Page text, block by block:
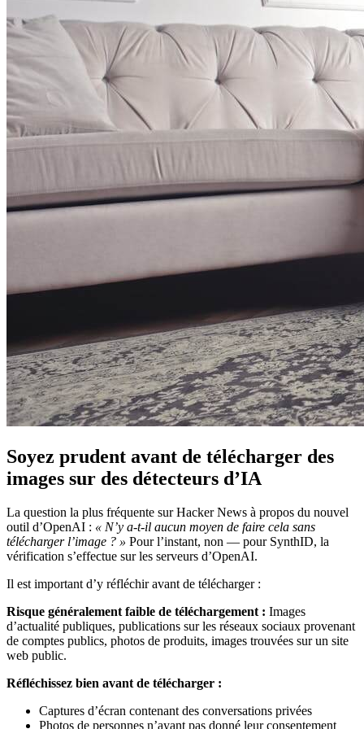
Soyez prudent avant de télécharger des
images sur des détecteurs d’IA
La question la plus fréquente sur Hacker News à propos du nouvel
outil d’OpenAI : « N’y a-t-il aucun moyen de faire cela sans
télécharger l’image ? » Pour l’instant, non — pour SynthID, la
vérification s’effectue sur les serveurs d’OpenAI.
Il est important d’y réfléchir avant de télécharger :
Risque généralement faible de téléchargement : Images
d’actualité publiques, publications sur les réseaux sociaux provenant
de comptes publics, photos de produits, images trouvées sur un site
web public.
Réfléchissez bien avant de télécharger :
Captures d’écran contenant des conversations privées
Photos de personnes n’ayant pas donné leur consentement